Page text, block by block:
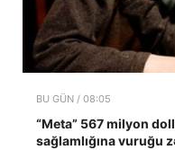
BU GÜN / 08:05
“Meta” 567 milyon
sağlamlığına vuruğu